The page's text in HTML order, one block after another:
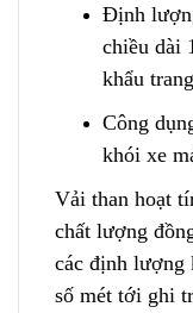
Định
chiều dài
khẩu trang
Công
khói xe
Vải than hoạt
chất lượng
các định lượng
số mét tới ghi